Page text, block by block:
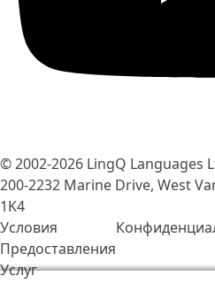
© 2002-2026 LingQ Languages
200-2232 Marine Drive, West
1K4
Условия
Предоставления
Услуг